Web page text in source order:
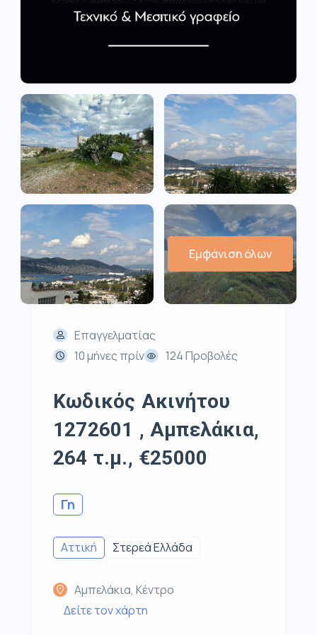
Εμφάνιση όλων
Επαγγελματίας
10 μήνες πρίν
124 Προβολές
Κωδικός Ακινήτου
1272601 , Αμπελάκια,
264 τ.μ., €25000
Γη
Αττική Στερεά Ελλάδα
Αμπελάκια, Κέντρο
Δείτε τον χάρτη